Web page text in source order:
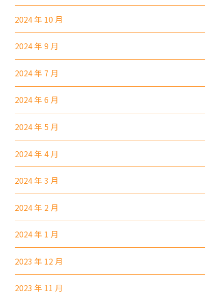
保姆車1
前往方法
葵興分校
港鐵
巴士
36M, 37, 37M, 38, 38A, 40,
57M, 58M, 59A, 60, 61M, 66,
237A, 260C, 265M, 265P,
小巴
302, 313, 406, 407
保姆車1
2024 年 10 月
2024 年 9 月
2024 年 7 月
2024 年 6 月
2024 年 5 月
2024 年 4 月
2024 年 3 月
2024 年 2 月
2024 年 1 月
2023 年 12 月
2023 年 11 月